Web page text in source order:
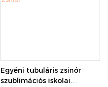
Egyéni tubuláris zsinór
szublimációs iskolai